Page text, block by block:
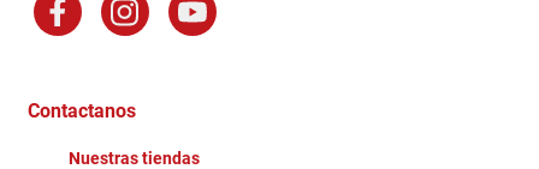
Factura Electronica
Ganadores - Promociones
Contactanos
Nuestras tiendas